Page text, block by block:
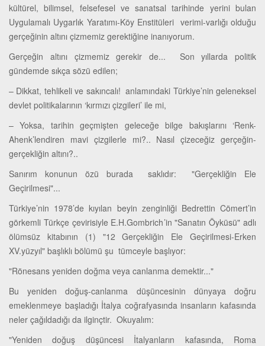
kültürel, bilimsel, felsefesel ve sanatsal tarihinde yerini bulan
Uygulamalı Uygarlık Yaratımı-Köy Enstitüleri verimi-varlığı olduğu
gerçeğinin altını çizmemiz gerektiğine inanıyorum.
Gerçeğin altını çizmemiz gerekir de... Son yıllarda politik
gündemde sıkça sözü edilen;
– Dikkat, tehlikeli ve sakıncalı! anlamındaki Türkiye’nin geleneksel
devlet politikalarının ‘kırmızı çizgileri’ ile mi,
– Yoksa, tarihin geçmişten geleceğe bilge bakışlarını ‘Renk-
Ahenk’lendiren mavi çizgilerle mi?.. Nasıl çizeceğiz gerçeğin-
gerçekliğin altını?..
Sanırım konunun özü burada saklıdır: "Gerçekliğin Ele
Geçirilmesi"...
Türkiye’nin 1978’de kıyılan beyin zenginliği Bedrettin Cömert’in
görkemli Türkçe çevirisiyle E.H.Gombrich’in "Sanatın Öyküsü" adlı
ölümsüz kitabının (1) "12 Gerçekliğin Ele Geçirilmesi-Erken
XV.yüzyıl" başlıklı bölümü şu tümceyle başlıyor:
"Rönesans yeniden doğma veya canlanma demektir..."
Bu yeniden doğuş-canlanma düşüncesinin dünyaya doğru
emeklenmeye başladığı İtalya coğrafyasında insanların kafasında
neler çağıldadığı da ilginçtir. Okuyalım:
"Yeniden doğuş düşüncesi İtalyanların kafasında, Roma